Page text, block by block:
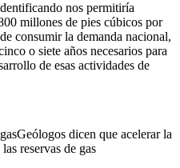
nos permitiría
millones de pies cúbicos por
consumir la demanda nacional,
o siete años necesarios para
de esas actividades de
dicen que acelerar la
reservas de gas